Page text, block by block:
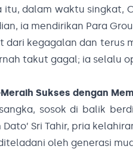
itu, dalam waktu singkat,
ia mendirikan Para
dari kegagalan dan terus
takut gagal; ia selalu
Sukses dengan
sosok di balik
Dato’ Sri Tahir, pria
oleh generasi